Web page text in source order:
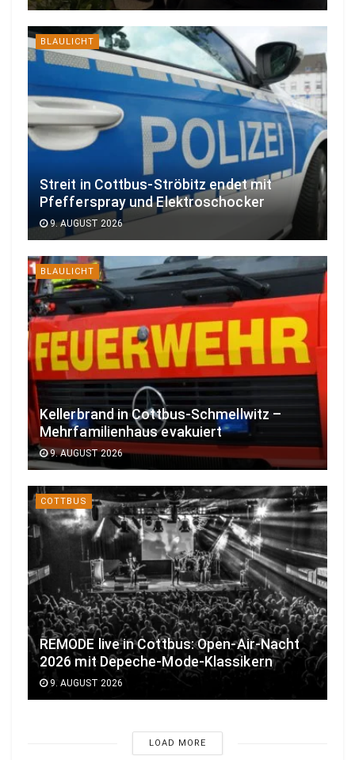
BLAULICHT
Streit in Cottbus-Ströbitz endet mit
Pfefferspray und Elektroschocker
9. AUGUST 2026
BLAULICHT
Kellerbrand in Cottbus-Schmellwitz –
Mehrfamilienhaus evakuiert
9. AUGUST 2026
COTTBUS
REMODE live in Cottbus: Open-Air-Nacht
2026 mit Depeche-Mode-Klassikern
9. AUGUST 2026
LOAD MORE